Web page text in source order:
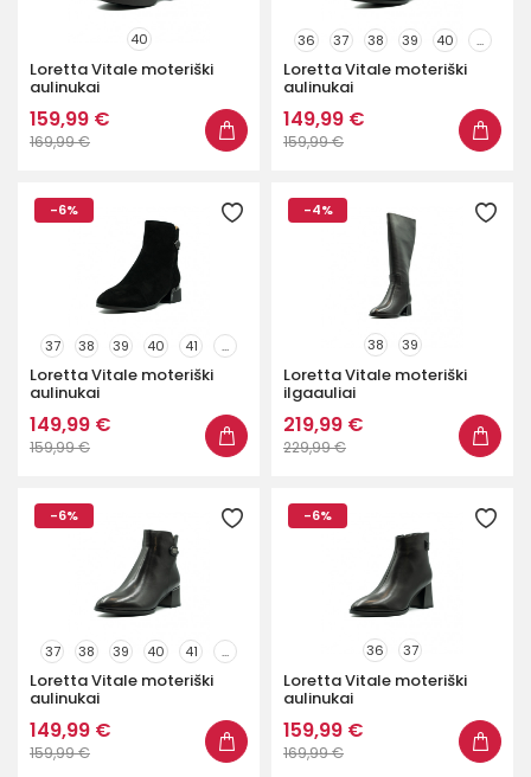
40
Loretta Vitale moteriški
aulinukai
159,99 €
169,99 €
36 37 38 39 40 ...
Loretta Vitale moteriški
aulinukai
149,99 €
159,99 €
-6%
37 38 39 40 41 ...
Loretta Vitale moteriški
aulinukai
149,99 €
159,99 €
-4%
38 39
Loretta Vitale moteriški
ilgaauliai
219,99 €
229,99 €
-6%
37 38 39 40 41 ...
Loretta Vitale moteriški
aulinukai
149,99 €
159,99 €
-6%
36 37
Loretta Vitale moteriški
aulinukai
159,99 €
169,99 €